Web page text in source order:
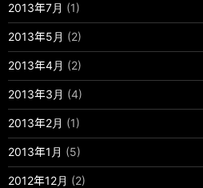
2013年7月 (1)
2013年5月 (2)
2013年4月 (2)
2013年3月 (4)
2013年2月 (1)
2013年1月 (5)
2012年12月 (2)